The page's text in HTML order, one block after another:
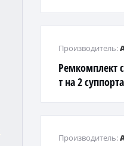
Ремкомплект
т на 2
Производитель:
Производитель: